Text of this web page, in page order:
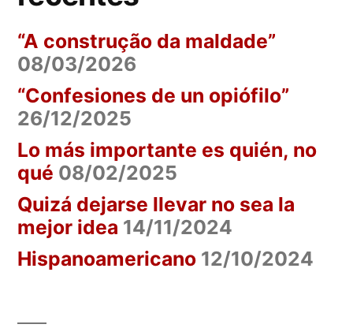
“A construção da maldade”
08/03/2026
“Confesiones de un opiófilo”
26/12/2025
Lo más importante es quién, no
qué 08/02/2025
Quizá dejarse llevar no sea la
mejor idea 14/11/2024
Hispanoamericano 12/10/2024